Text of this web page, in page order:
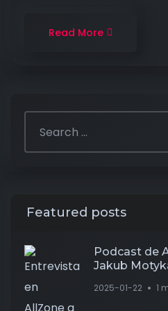
Read More
Featured posts
Podcast de
Jakub
2025-01-22 1